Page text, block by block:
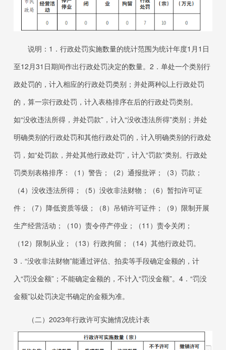
说明： 1． 行政处罚实施数量的统计范围为统计年度1 月 1 日
至12月31 日期间作出行政处罚决定的数量。 2． 单处一个类别行
政处罚的，计入相应的行政处罚类别；并处两种以上行政处罚
的，算一宗行政处罚，计入表格排序在后的行政处罚类别。
如“没收违法所得，并处罚款”，计入“没收违法所得”类别；并处
明确类别的行政处罚和其他行政处罚的，计入明确类别的行政处
罚，如“处罚款，并处其他行政处罚”，计入“罚款”类别。行政处
罚类别表格排序：（1 ）警告；（2）通报批评；（3）罚款；
（4）没收违法所得；（5）没收非法财物；（6）暂扣许可证
件；（7）降低资质等级；（8）吊销许可证件；（9）限制开展
生产经营活动；（10）责令停产停业；（11 ）责令关闭；
（12）限制从业；（13）行政拘留；（14）其他行政处罚。
3．“没收非法财物”能通过评估、拍卖等手段确定金额的，计
入“罚没金额”；不能确定金额的，不计入“罚没金额”。 4．“罚没
金额”以处罚决定书确定的金额为准。
（二） 2023年行政许可实施情况统计表